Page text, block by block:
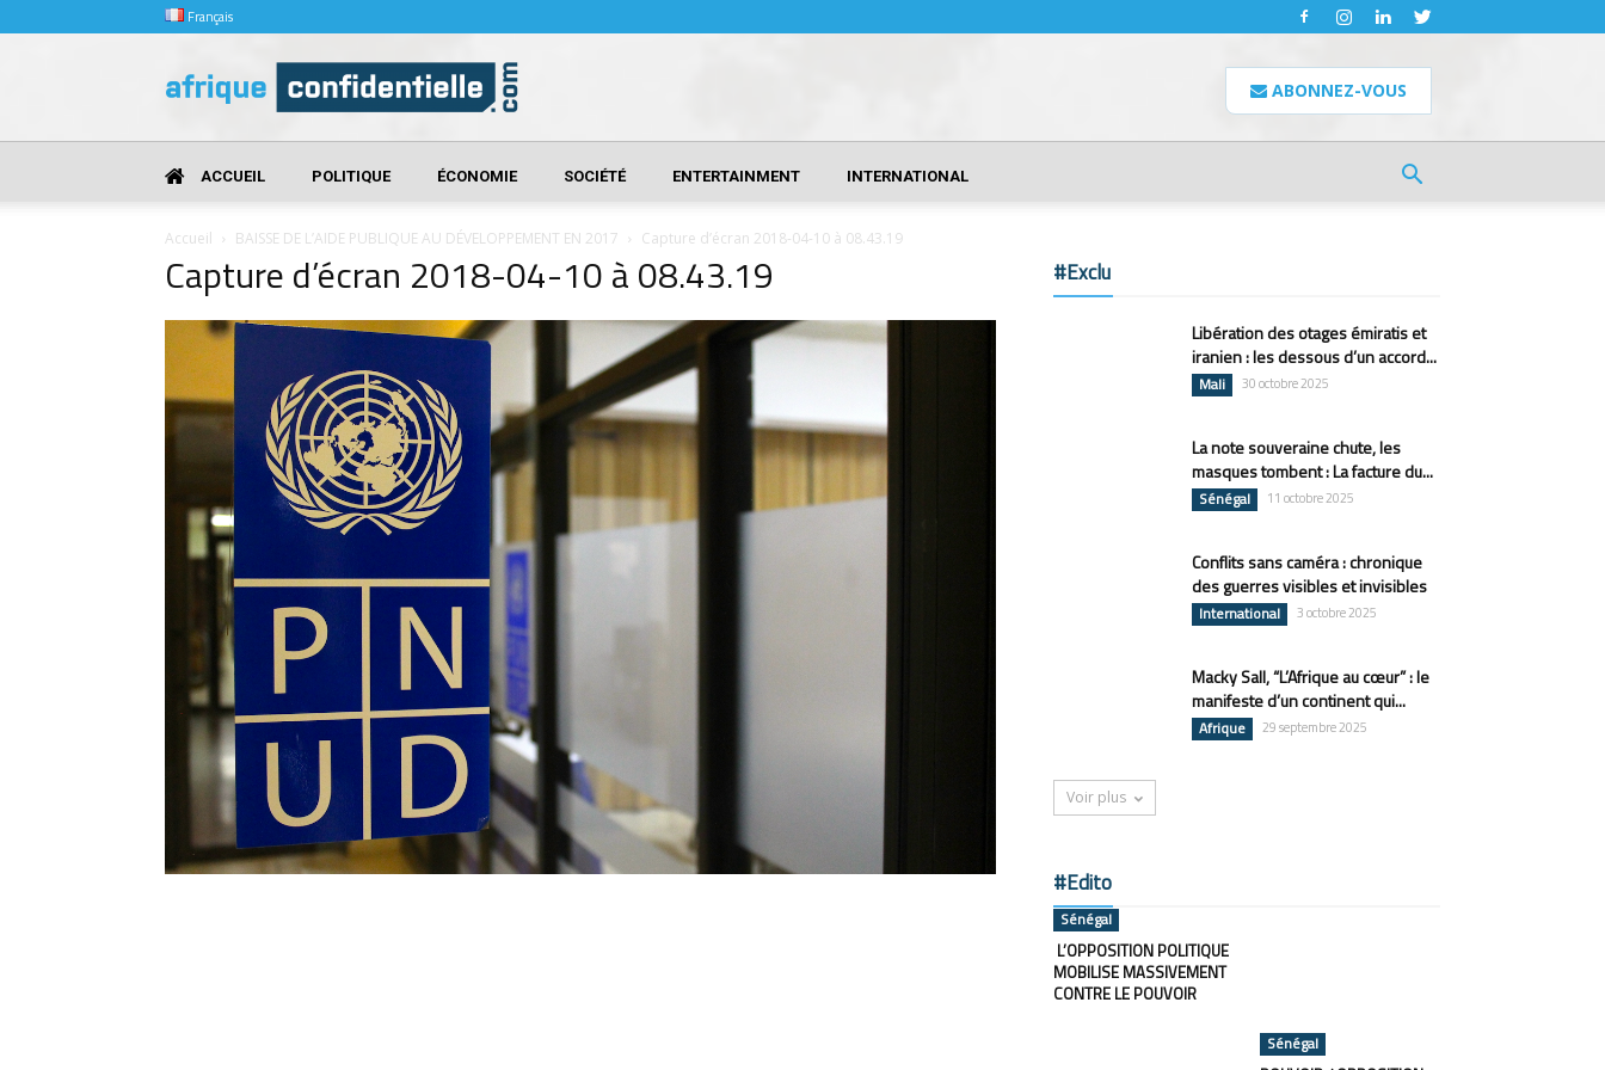
Français
Confidentielle
ABONNEZ-VOUS
ACCUEIL POLITIQUE ÉCONOMIE SOCIÉTÉ ENTERTAINMENT INTERNATIONAL
Accueil BAISSE DE L’AIDE PUBLIQUE AU DÉVELOPPEMENT EN 2017 Capture d’écran 2018-04-10 à 08.43.19
Capture d’écran 2018-04-10 à 08.43.19 #Exclu
Libération des otages émiratis et
iranien : les dessous d’un accord...
Mali 30 octobre 2025
La note souveraine chute, les
masques tombent : La facture du...
Sénégal 11 octobre 2025
Conflits sans caméra : chronique
des guerres visibles et invisibles
International 3 octobre 2025
Macky Sall, “L’Afrique au cœur” : le
manifeste d’un continent qui...
Afrique 29 septembre 2025
Voir plus
#Edito
Sénégal
L’OPPOSITION POLITIQUE
MOBILISE MASSIVEMENT
CONTRE LE POUVOIR
Sénégal